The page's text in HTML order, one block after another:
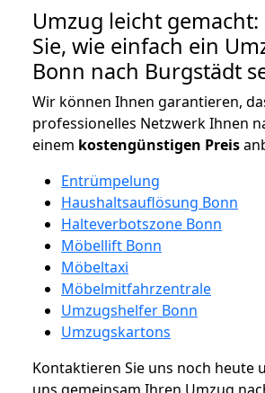
Umzug leicht
Sie, wie einfach ein
Bonn nach Burgstädt
Wir können Ihnen garantieren,
professionelles Netzwerk Ihnen
einem kostengünstigen Preis
Entrümpelung
Haushaltsauflösung Bonn
Halteverbotszone Bonn
Möbellift Bonn
Möbeltaxi
Möbelmitfahrzentrale
Umzugshelfer Bonn
Umzugskartons
Kontaktieren Sie uns noch heute
uns gemeinsam Ihren Umzug